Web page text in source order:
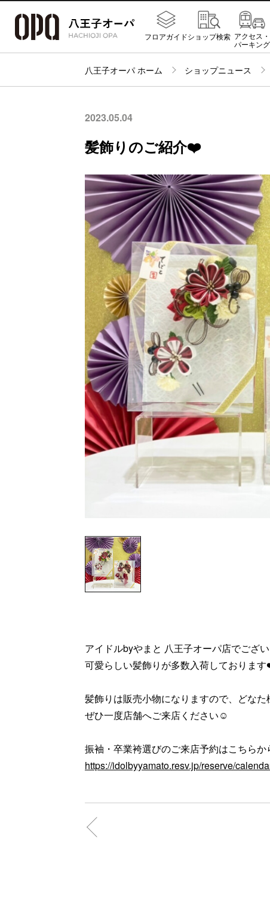
フロアガイドショップ検索 アクセス・
パーキング
八王子オーパ ホーム ショップニュース
2023.05.04
髪飾りのご紹介❤️
アイドルbyやまと 八王子オーパ店でござい
可愛らしい髪飾りが多数入荷しておりま
髪飾りは販売小物になりますので、どなた
ぜひ一度店舗へご来店ください☺️
振袖・卒業袴選びのご来店予約はこちらか
https://idolbyyamato.resv.jp/reserve/